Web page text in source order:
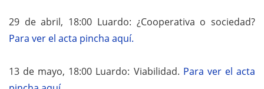
29 de abril, 18:00 Luardo: ¿Cooperativa o sociedad?
Para ver el acta pincha aquí.
13 de mayo, 18:00 Luardo: Viabilidad. Para ver el acta